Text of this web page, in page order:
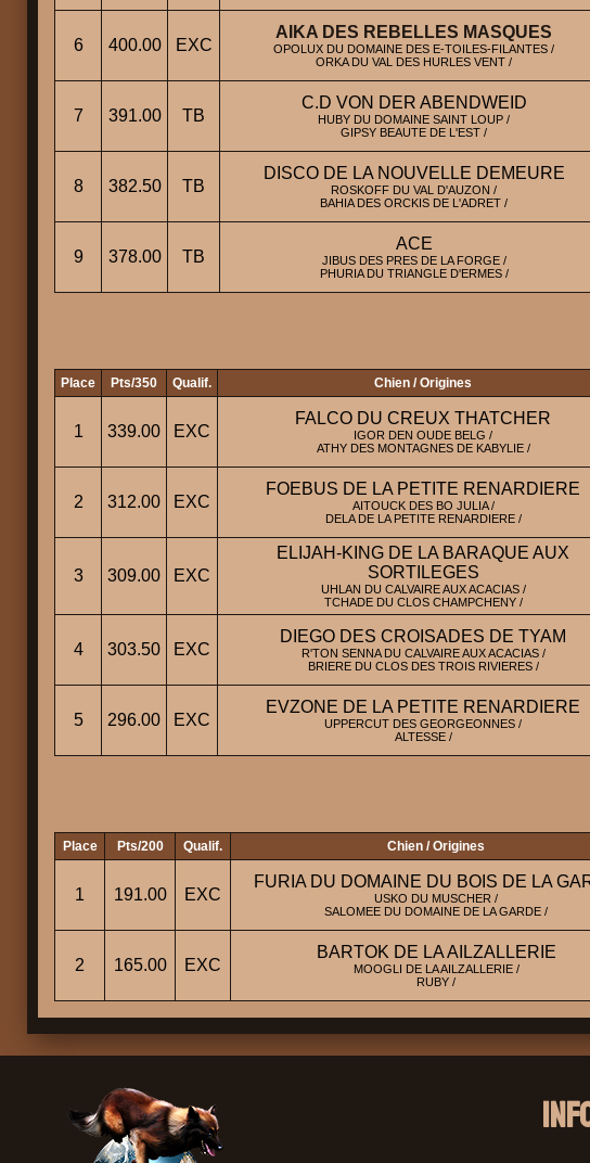
6 400.00 EXC
AIKA DES REBELLES MASQUES
OPOLUX DU DOMAINE DES E-TOILES-FILANTES /
ORKA DU VAL DES HURLES VENT /
7 391.00 TB
C.D VON DER ABENDWEID
HUBY DU DOMAINE SAINT LOUP /
GIPSY BEAUTE DE L'EST /
8 382.50 TB
DISCO DE LA NOUVELLE DEMEURE
ROSKOFF DU VAL D'AUZON /
BAHIA DES ORCKIS DE L'ADRET /
9 378.00 TB
ACE
JIBUS DES PRES DE LA FORGE /
PHURIA DU TRIANGLE D'ERMES /
Place Pts/350 Qualif. Chien / Origines
1 339.00 EXC
FALCO DU CREUX THATCHER
IGOR DEN OUDE BELG /
ATHY DES MONTAGNES DE KABYLIE /
2 312.00 EXC
FOEBUS DE LA PETITE RENARDIERE
AITOUCK DES BO JULIA /
DELA DE LA PETITE RENARDIERE /
3 309.00 EXC
ELIJAH-KING DE LA BARAQUE AUX
SORTILEGES
UHLAN DU CALVAIRE AUX ACACIAS /
TCHADE DU CLOS CHAMPCHENY /
4 303.50 EXC
DIEGO DES CROISADES DE TYAM
R'TON SENNA DU CALVAIRE AUX ACACIAS /
BRIERE DU CLOS DES TROIS RIVIERES /
5 296.00 EXC
EVZONE DE LA PETITE RENARDIERE
UPPERCUT DES GEORGEONNES /
ALTESSE /
Place Pts/200 Qualif. Chien / Origines
1 191.00 EXC
FURIA DU DOMAINE DU BOIS DE LA
USKO DU MUSCHER /
SALOMEE DU DOMAINE DE LA GARDE /
2 165.00 EXC
BARTOK DE LA AILZALLERIE
MOOGLI DE LA AILZALLERIE /
RUBY /